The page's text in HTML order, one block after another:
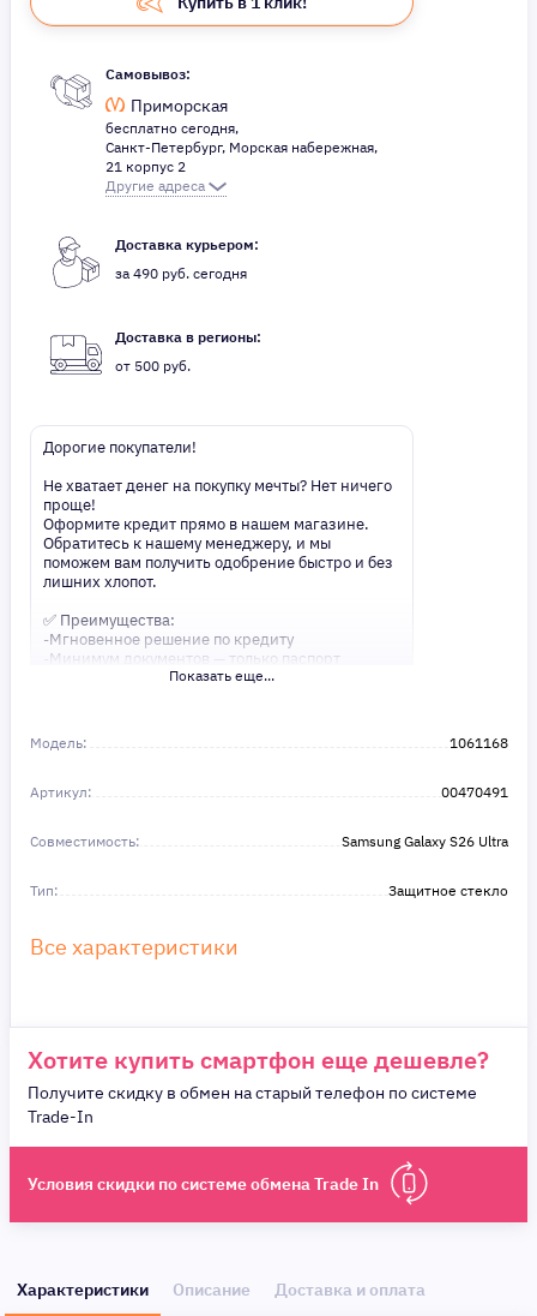
Самовывоз:
Приморская
бесплатно сегодня,
Санкт-Петербург, Морская набережная,
21 корпус 2
Другие адреса
Доставка курьером:
за 490 руб. сегодня
Доставка в регионы:
от 500 руб.
Дорогие покупатели!
Не хватает денег на покупку мечты? Нет ничего
проще!
Оформите кредит прямо в нашем магазине.
Обратитесь к нашему менеджеру, и мы
поможем вам получить одобрение быстро и без
лишних хлопот.
✅ Преимущества:
-Мгновенное решение по кредиту
-Минимум документов — только паспорт
-Удобные сроки и низкие процентные ставки
Получите то, что нужно, прямо сейчас. Ваше
удобство — наш приоритет! ✨
в этом!
Показать еще...
Модель: 1061168
Артикул: 00470491
Совместимость: Samsung Galaxy S26 Ultra
Тип: Защитное стекло
Все характеристики
Хотите купить смартфон еще дешевле?
Получите скидку в обмен на старый телефон по системе
Trade-In
Условия скидки по системе обмена Trade In
Характеристики Описание Доставка и оплата